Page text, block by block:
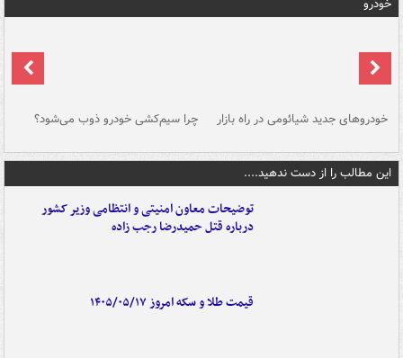
خودروهای جدید شیائومی در راه بازار چرا سیم‌کشی خودرو ذوب می‌شود؟
این مطالب را از دست ندهید....
توضیحات معاون امنیتی و انتظامی وزیر کشور
درباره قتل حمیدرضا رجب زاده
قیمت طلا و سکه امروز ۱۴۰۵/۰۵/۱۷